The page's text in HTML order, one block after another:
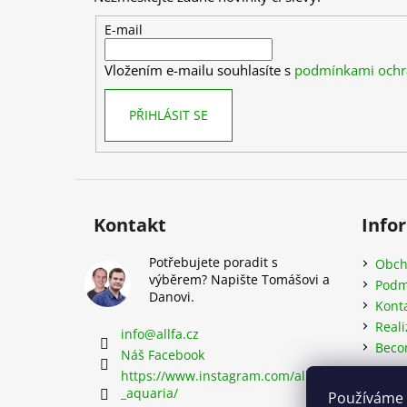
E-mail
Vložením e-mailu souhlasíte s podmínkami
PŘIHLÁSIT SE
Kontakt
Potřebujete poradit s
výběrem? Napište Tomášovi a
Danovi.
info@allfa.cz
Náš Facebook
https://www.instagram.com/allfa
_aquaria/